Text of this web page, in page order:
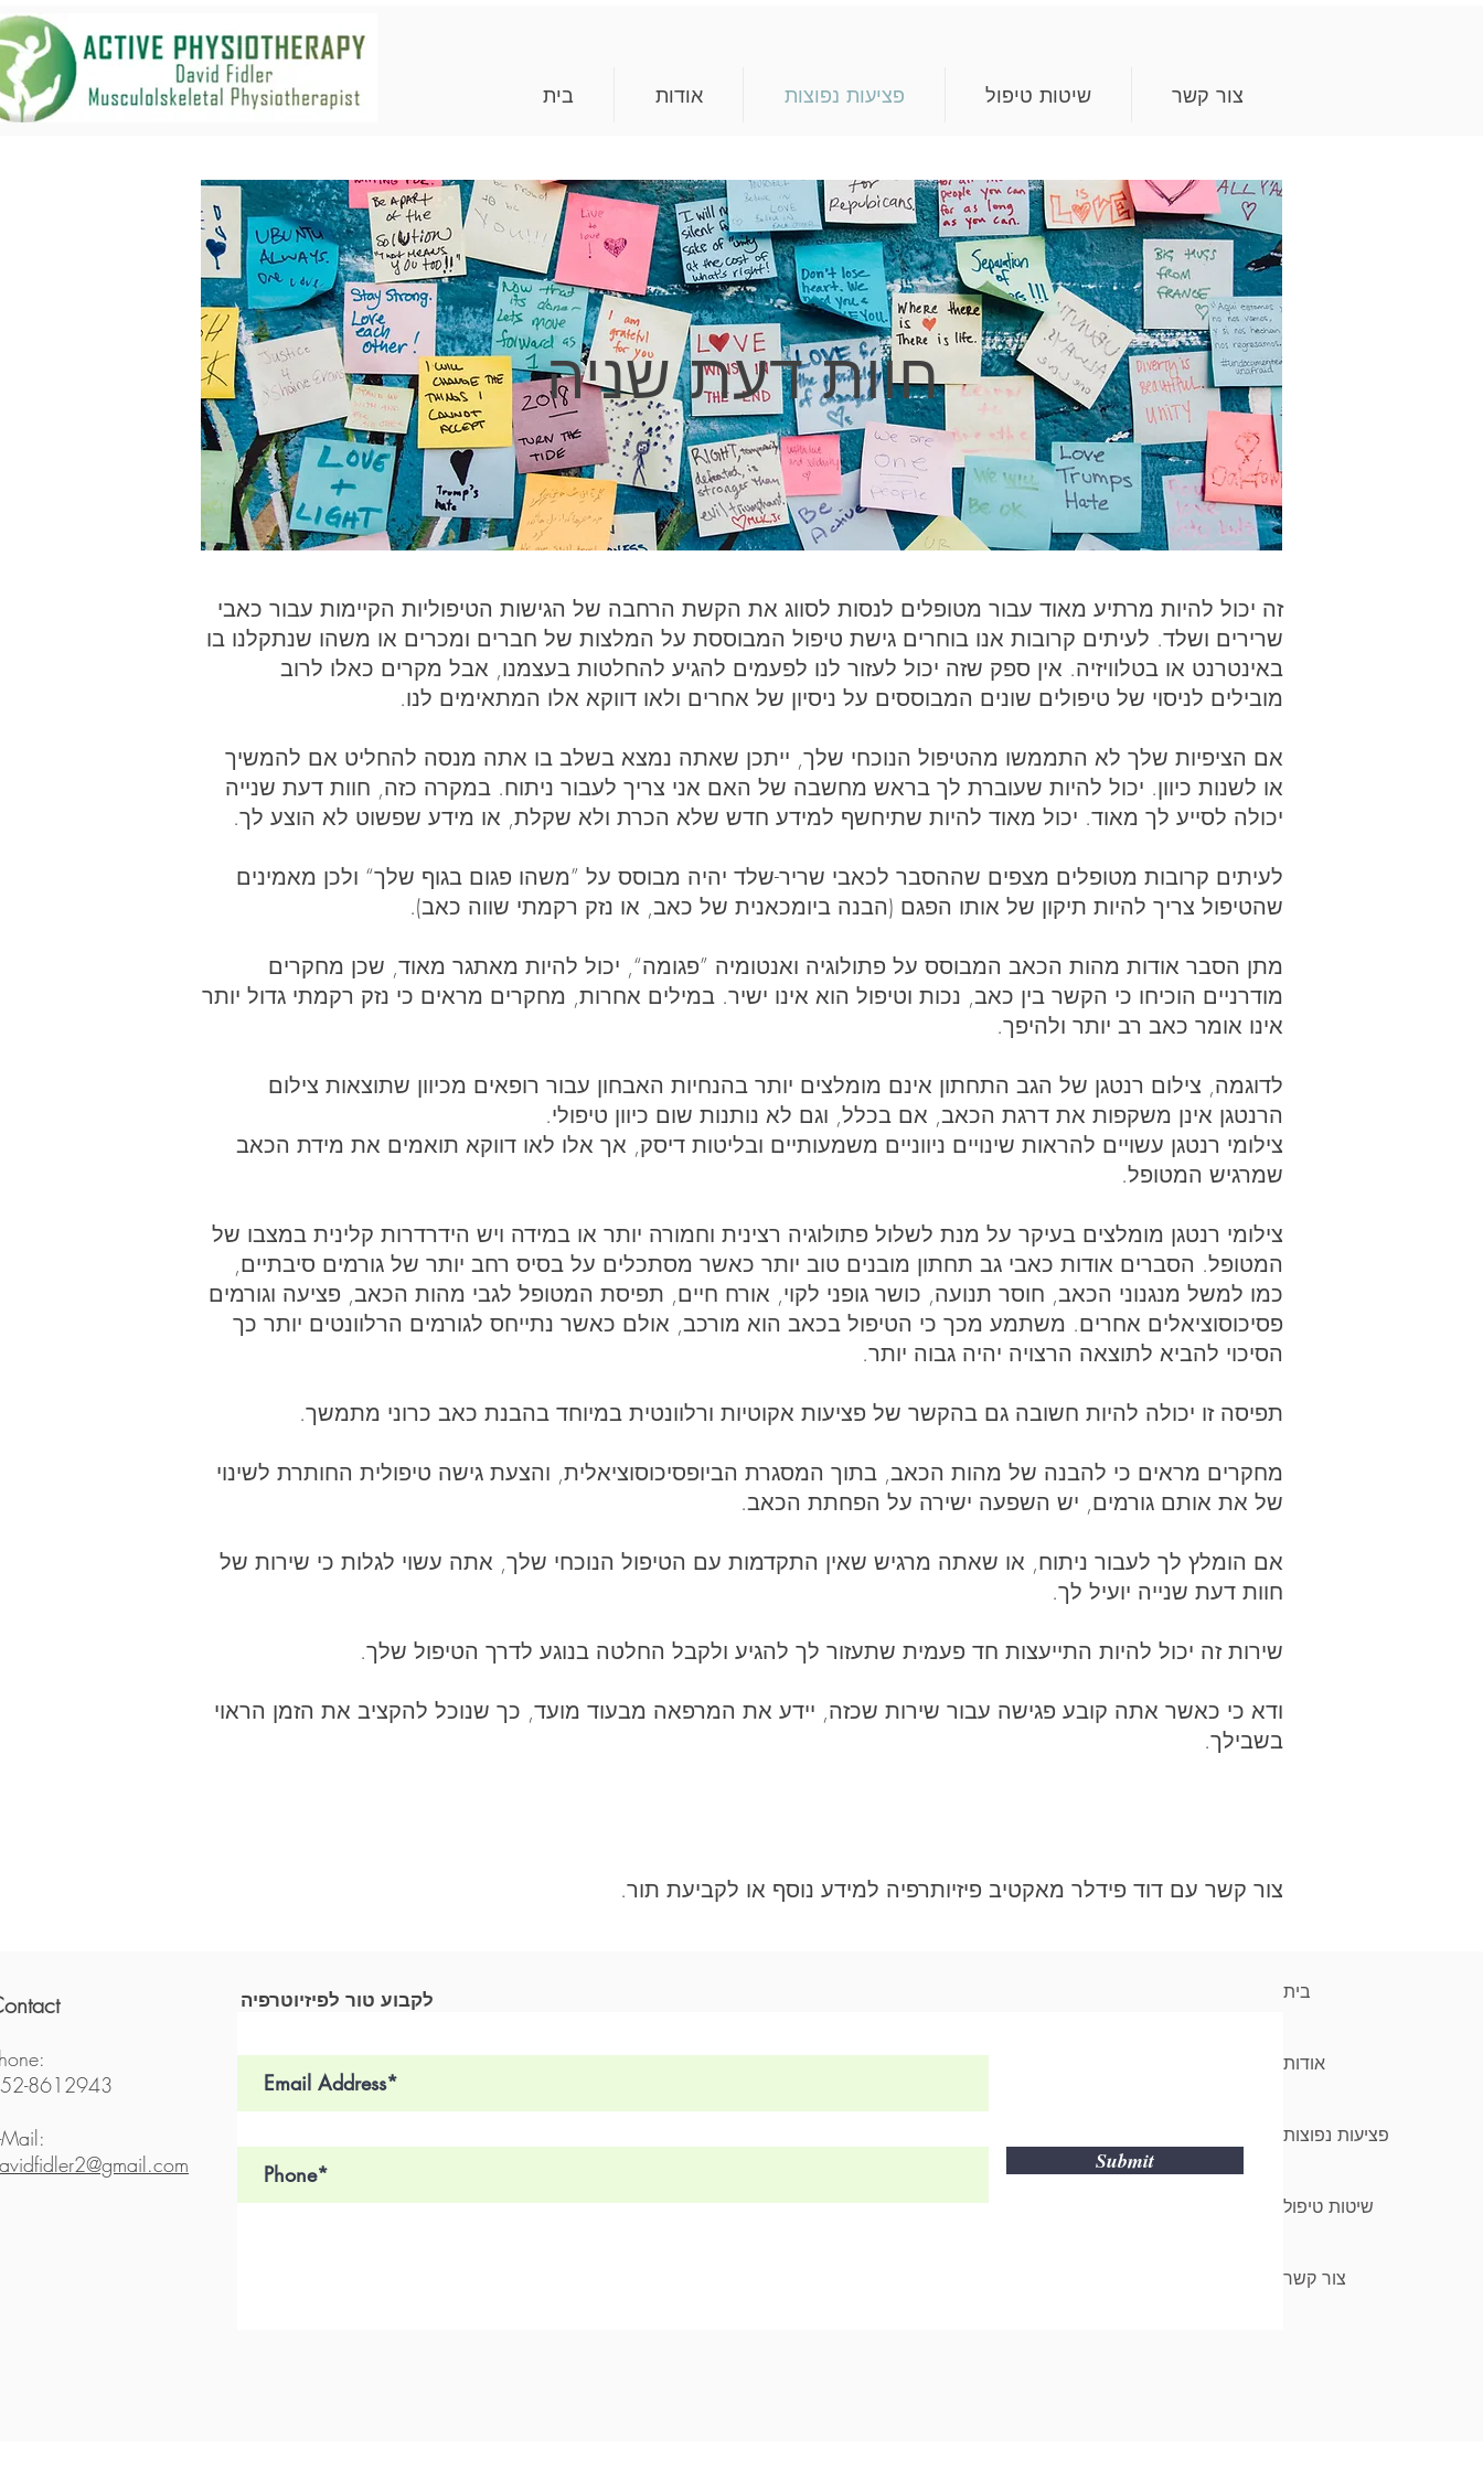
בית אודות פציעות נפוצות שיטות טיפול צור קשר
חוות דעת שניה
זה יכול להיות מרתיע מאוד עבור מטופלים לנסות לסווג את הקשת הרחבה של הגישות הטיפוליות הקיימות עבור כאבי
שרירים ושלד. לעיתים קרובות אנו בוחרים גישת טיפול המבוססת על המלצות של חברים ומכרים או משהו שנתקלנו בו
באינטרנט או בטלוויזיה. אין ספק שזה יכול לעזור לנו לפעמים להגיע להחלטות בעצמנו, אבל מקרים כאלו לרוב
מובילים לניסוי של טיפולים שונים המבוססים על ניסיון של אחרים ולאו דווקא אלו המתאימים לנו.
אם הציפיות שלך לא התממשו מהטיפול הנוכחי שלך, ייתכן שאתה נמצא בשלב בו אתה מנסה להחליט אם להמשיך
או לשנות כיוון. יכול להיות שעוברת לך בראש מחשבה של האם אני צריך לעבור ניתוח. במקרה כזה, חוות דעת שנייה
יכולה לסייע לך מאוד. יכול מאוד להיות שתיחשף למידע חדש שלא הכרת ולא שקלת, או מידע שפשוט לא הוצע לך.
לעיתים קרובות מטופלים מצפים שההסבר לכאבי שריר-שלד יהיה מבוסס על ”משהו פגום בגוף שלך“ ולכן מאמינים
שהטיפול צריך להיות תיקון של אותו הפגם (הבנה ביומכאנית של כאב, או נזק רקמתי שווה כאב).
מתן הסבר אודות מהות הכאב המבוסס על פתולוגיה ואנטומיה ”פגומה“, יכול להיות מאתגר מאוד, שכן מחקרים
מודרניים הוכיחו כי הקשר בין כאב, נכות וטיפול הוא אינו ישיר. במילים אחרות, מחקרים מראים כי נזק רקמתי גדול יותר
אינו אומר כאב רב יותר ולהיפך.
לדוגמה, צילום רנטגן של הגב התחתון אינם מומלצים יותר בהנחיות האבחון עבור רופאים מכיוון שתוצאות צילום
הרנטגן אינן משקפות את דרגת הכאב, אם בכלל, וגם לא נותנות שום כיוון טיפולי.
צילומי רנטגן עשויים להראות שינויים ניווניים משמעותיים ובליטות דיסק, אך אלו לאו דווקא תואמים את מידת הכאב
שמרגיש המטופל.
צילומי רנטגן מומלצים בעיקר על מנת לשלול פתולוגיה רצינית וחמורה יותר או במידה ויש הידרדרות קלינית במצבו של
המטופל. הסברים אודות כאבי גב תחתון מובנים טוב יותר כאשר מסתכלים על בסיס רחב יותר של גורמים סיבתיים,
כמו למשל מנגנוני הכאב, חוסר תנועה, כושר גופני לקוי, אורח חיים, תפיסת המטופל לגבי מהות הכאב, פציעה וגורמים
פסיכוסוציאלים אחרים. משתמע מכך כי הטיפול בכאב הוא מורכב, אולם כאשר נתייחס לגורמים הרלוונטים יותר כך
הסיכוי להביא לתוצאה הרצויה יהיה גבוה יותר.
תפיסה זו יכולה להיות חשובה גם בהקשר של פציעות אקוטיות ורלוונטית במיוחד בהבנת כאב כרוני מתמשך.
מחקרים מראים כי להבנה של מהות הכאב, בתוך המסגרת הביופסיכוסוציאלית, והצעת גישה טיפולית החותרת לשינוי
של את אותם גורמים, יש השפעה ישירה על הפחתת הכאב.
אם הומלץ לך לעבור ניתוח, או שאתה מרגיש שאין התקדמות עם הטיפול הנוכחי שלך, אתה עשוי לגלות כי שירות של
חוות דעת שנייה יועיל לך.
שירות זה יכול להיות התייעצות חד פעמית שתעזור לך להגיע ולקבל החלטה בנוגע לדרך הטיפול שלך.
ודא כי כאשר אתה קובע פגישה עבור שירות שכזה, יידע את המרפאה מבעוד מועד, כך שנוכל להקציב את הזמן הראוי
בשבילך.
צור קשר עם דוד פידלר מאקטיב פיזיותרפיה למידע נוסף או לקביעת תור.
8612943
Mail:
לקבוע טור לפיזיוטרפיה
Submit
בית
אודות
פציעות נפוצות
שיטות טיפול
צור קשר